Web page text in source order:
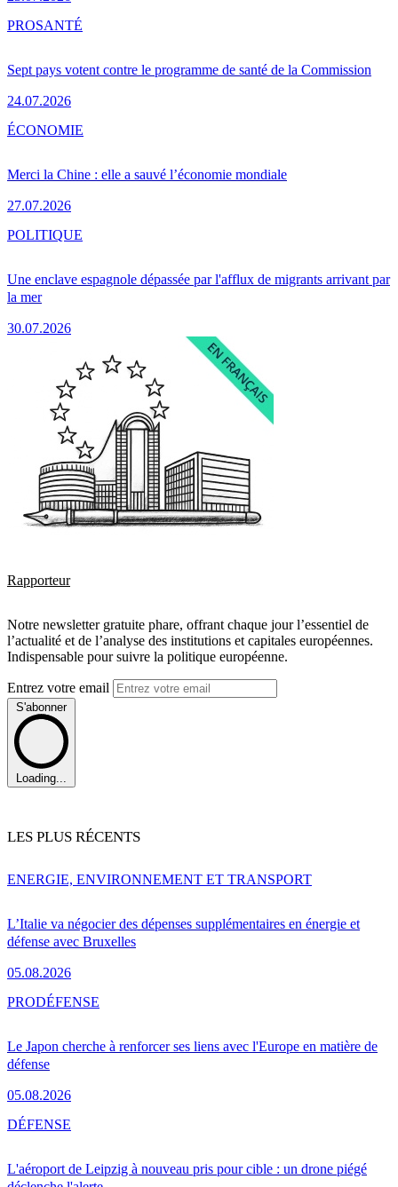
Sept pays votent contre le programme de santé de la Commission
24.07.2026
PROSANTÉ
Merci la Chine : elle a sauvé l’économie mondiale
27.07.2026
ÉCONOMIE
Une enclave espagnole dépassée par l'afflux de migrants arrivant par
la mer
30.07.2026
POLITIQUE
Rapporteur
Notre newsletter gratuite phare, offrant chaque jour l’essentiel de
l’actualité et de l’analyse des institutions et capitales européennes.
Indispensable pour suivre la politique européenne.
Entrez votre email
S'abonner
Loading...
LES PLUS RÉCENTS
L’Italie va négocier des dépenses supplémentaires en énergie et
défense avec Bruxelles
05.08.2026
ENERGIE, ENVIRONNEMENT ET TRANSPORT
Le Japon cherche à renforcer ses liens avec l'Europe en matière de
défense
05.08.2026
PRODÉFENSE
L'aéroport de Leipzig à nouveau pris pour cible : un drone piégé
DÉFENSE